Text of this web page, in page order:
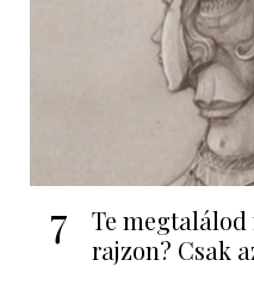
7
Te
rajzon? Csak